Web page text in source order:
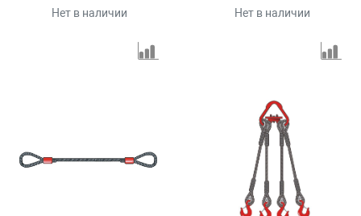
Нет в наличии Нет в наличии